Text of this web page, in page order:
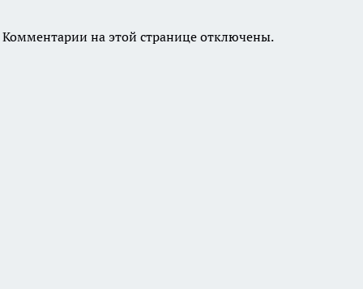
Комментарии на этой странице отключены.